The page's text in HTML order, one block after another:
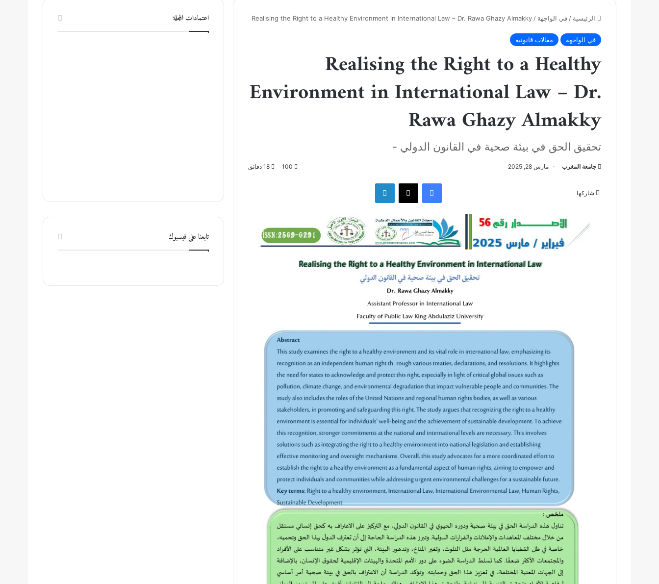
الرئيسية /في الواجهة /
Realising the Right to a Healthy Environment in International Law – Dr. Rawa Ghazy Almakky
في الواجهة مقالات قانونية
Realising the Right to a Healthy
Environment in International Law – Dr.
Rawa Ghazy Almakky
تحقيق الحق في بيئة صحية في القانون الدولي -
جامعة المغرب مارس 28, 2025 100
شاركها
فيسبوك ‫X
اعتمادات المجلة
تابعنا على فيسبوك